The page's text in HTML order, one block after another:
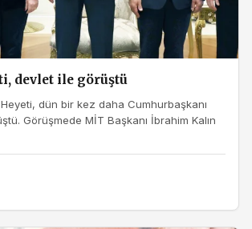
devlet ile görüştü
Heyeti, dün bir kez daha Cumhurbaşkanı
Görüşmede MİT Başkanı İbrahim Kalın